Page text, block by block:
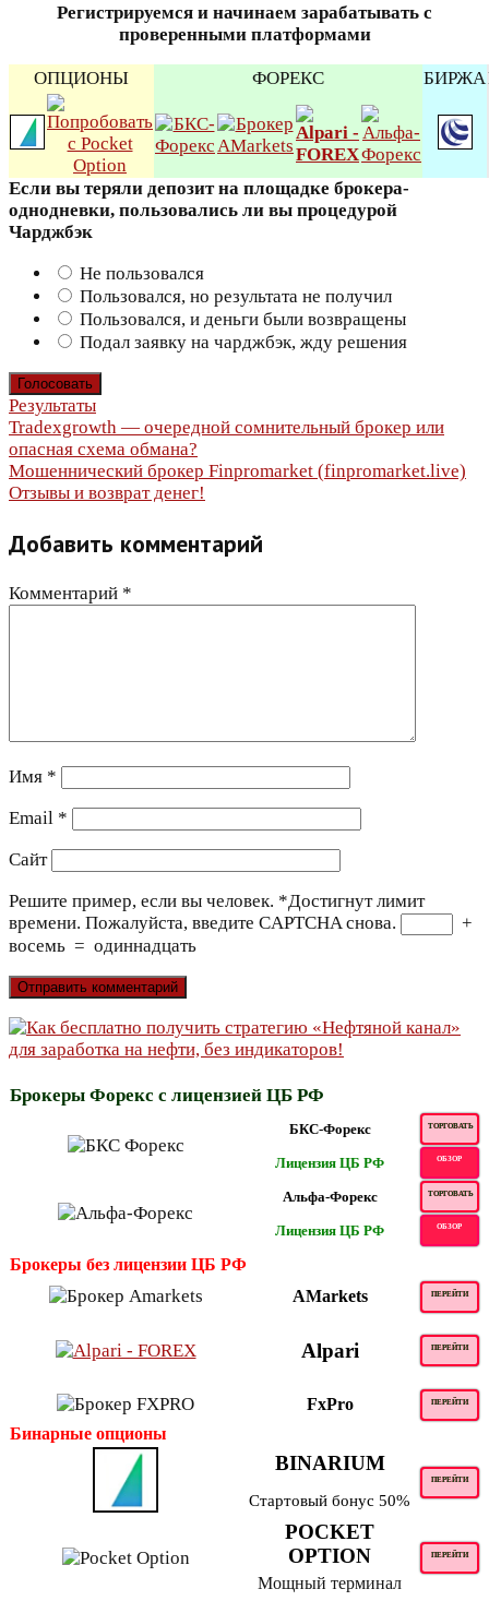
Регистрируемся и начинаем зарабатывать с
проверенными платформами
ОПЦИОНЫ ФОРЕКС БИРЖА
Если вы теряли депозит на площадке брокера-
однодневки, пользовались ли вы процедурой
Чарджбэк
Не пользовался
Пользовался, но результата не получил
Пользовался, и деньги были возвращены
Подал заявку на чарджбэк, жду решения
Результаты
Навигация
по
записям
Tradexgrowth — очередной сомнительный брокер или
опасная схема обмана?
Мошеннический брокер Finpromarket (finpromarket.live)
Отзывы и возврат денег!
Добавить комментарий
Комментарий *
Имя *
Email *
Сайт
Решите пример, если вы человек. *Достигнут лимит
времени. Пожалуйста, введите CAPTCHA снова.
+
восемь = одиннадцать
Брокеры Форекс с лицензией ЦБ РФ
БКС-Форекс ТОРГОВАТЬ
Лицензия ЦБ РФ ОБЗОР
Альфа-Форекс ТОРГОВАТЬ
Лицензия ЦБ РФ ОБЗОР
Брокеры без лицензии ЦБ РФ
AMarkets
ПЕРЕЙТИ
Alpari ПЕРЕЙТИ
FxPro ПЕРЕЙТИ
Бинарные опционы
BINARIUM
ПЕРЕЙТИ
Стартовый бонус 50%
POCKET
OPTION
ПЕРЕЙТИ
Мощный терминал